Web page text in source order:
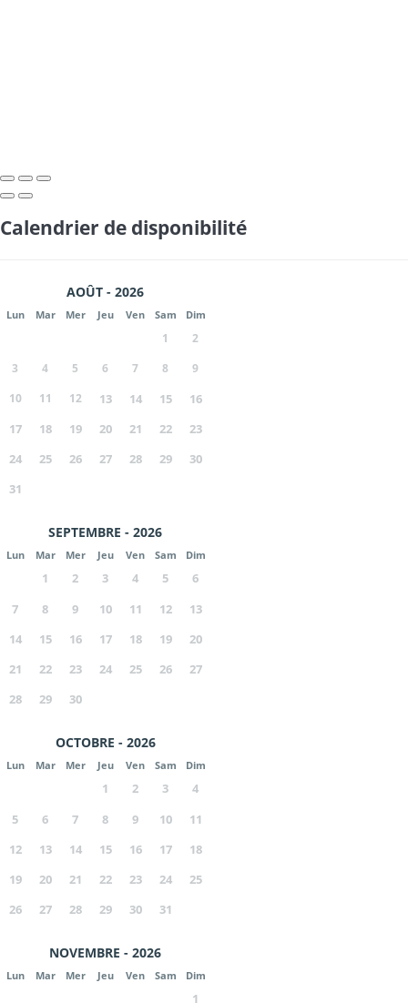
Calendrier de disponibilité
AOÛT - 2026
Lun Mar Mer Jeu Ven Sam Dim
1
2
3
4 5 6 7 8
9
10
11 12 13 14 15
16
17
18 19 20 21 22
23
24
25 26 27 28 29
30
31
SEPTEMBRE - 2026
Lun Mar Mer Jeu Ven Sam Dim
1 2 3 4 5
6
7
8 9 10 11 12
13
14
15 16 17 18 19
20
21
22 23 24 25 26
27
28
29 30
OCTOBRE - 2026
Lun Mar Mer Jeu Ven Sam Dim
1 2 3
4
5
6 7 8 9 10
11
12
13 14 15 16 17
18
19
20 21 22 23 24
25
26
27 28 29 30 31
NOVEMBRE - 2026
Lun Mar Mer Jeu Ven Sam Dim
1